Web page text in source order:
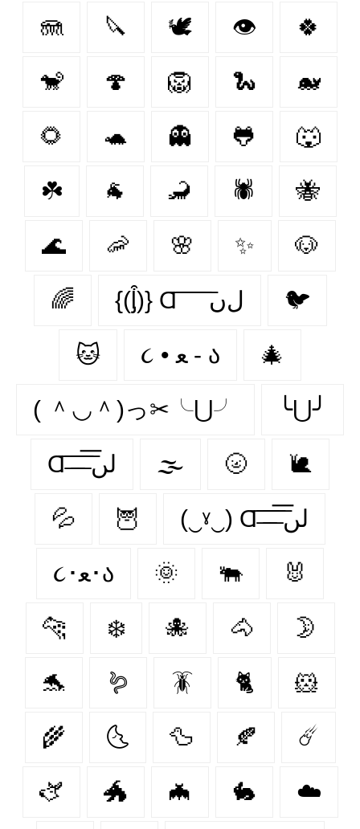
🪼 🔪 🕊️ 👁 🍀
🐒 🍄 🦁 🐍 🐋
🌻 🐢 👻 🐸 🐺
☘️ 🐐 🦂 🕷 🐝
🌊 🦐 🌸 ✨ 🐶
🌈 {(ᶅ͒)} Ɑ͞ ͞ ͞ ͞ ͞ ﻝﮞ 🐦‍
🐱 ૮ • ﻌ - ა 🎄
( ＾◡＾)っ✂╰⋃╯ ╰⋃╯
Ɑ͞ ̶͞ ̶͞ ̶͞ لں͞ 🌫️ 🌝 🐌
💦 🦉 (‿ˠ‿) Ɑ͞ ̶͞ ̶͞ ̶͞ لں͞
૮･ﻌ･ა 🌞 🐃 🐰
🐆 ❄️ 🐙 🐴 🌛
🐬 🪱 🪳 🐈 🐹
🌾 🌜 🦆 🍂 ☄️
🫏 🐲 🦇 🐇 ☁️